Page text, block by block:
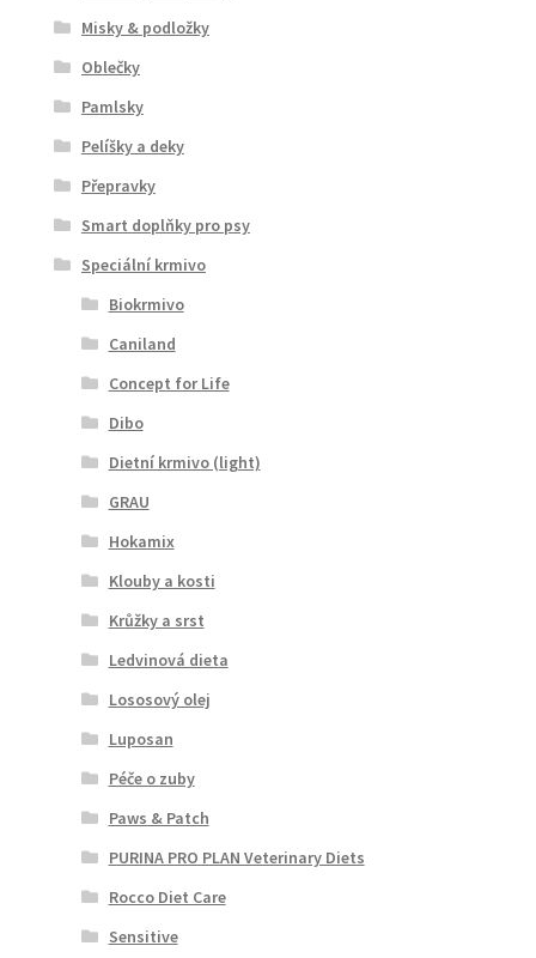
Misky & podložky
Oblečky
Pamlsky
Pelíšky a deky
Přepravky
Smart doplňky pro psy
Speciální krmivo
Biokrmivo
Caniland
Concept for Life
Dibo
Dietní krmivo (light)
GRAU
Hokamix
Klouby a kosti
Krůžky a srst
Ledvinová dieta
Lososový olej
Luposan
Péče o zuby
Paws & Patch
PURINA PRO PLAN Veterinary Diets
Rocco Diet Care
Sensitive